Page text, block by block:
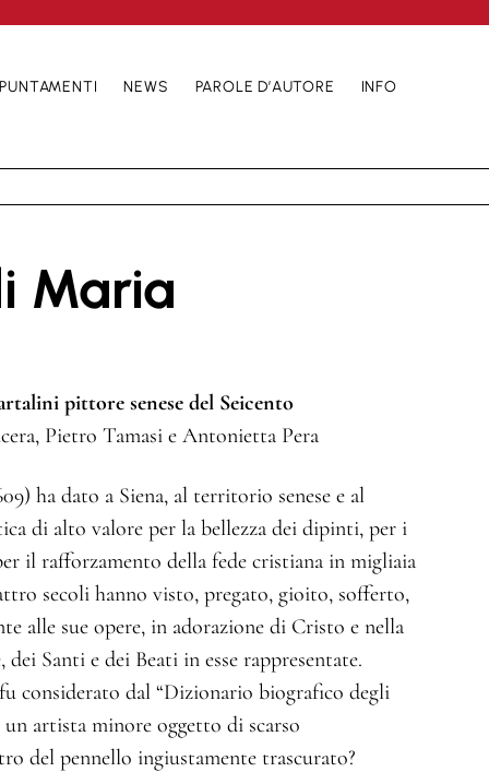
NEWS PAROLE D’AUTORE INFO
Maria
pittore senese del Seicento
Pietro Tamasi e Antonietta Pera
ha dato a Siena, al territorio senese e al
di alto valore per la bellezza dei dipinti, per i
il rafforzamento della fede cristiana in migliaia
secoli hanno visto, pregato, gioito, sofferto,
alle sue opere, in adorazione di Cristo e nella
Santi e dei Beati in esse rappresentate.
considerato dal “Dizionario biografico degli
artista minore oggetto di scarso
del pennello ingiustamente trascurato?